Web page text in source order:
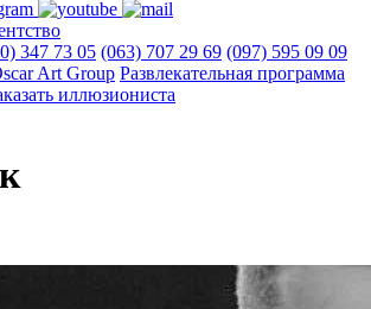
347 73 05 (063) 707 29 69 (097) 595 09 09
Art Group Развлекательная программа
иллюзиониста